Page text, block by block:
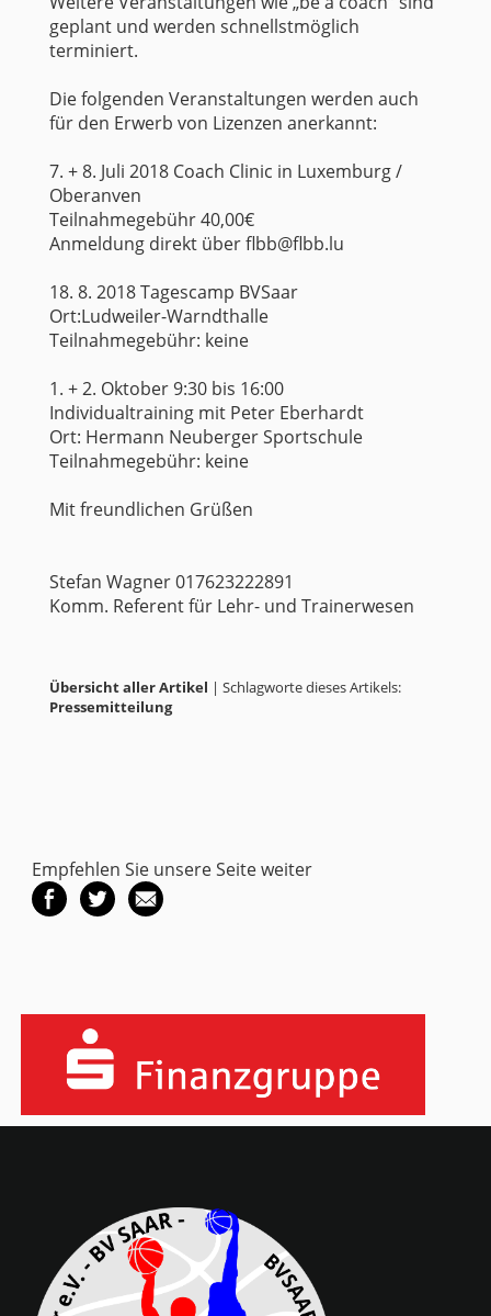
geplant und werden schnellstmöglich
terminiert.
Die folgenden Veranstaltungen werden auch
für den Erwerb von Lizenzen anerkannt:
7. + 8. Juli 2018 Coach Clinic in Luxemburg /
Oberanven
Teilnahmegebühr 40,00€
Anmeldung direkt über flbb@flbb.lu
18. 8. 2018 Tagescamp BVSaar
Ort:Ludweiler-Warndthalle
Teilnahmegebühr: keine
1. + 2. Oktober 9:30 bis 16:00
Individualtraining mit Peter Eberhardt
Ort: Hermann Neuberger Sportschule
Teilnahmegebühr: keine
Mit freundlichen Grüßen
Stefan Wagner 017623222891
Komm. Referent für Lehr- und Trainerwesen
Übersicht aller Artikel | Schlagworte dieses Artikels:
Pressemitteilung
Empfehlen Sie unsere Seite weiter